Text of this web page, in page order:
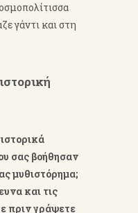
γάντι και στη
σας βοήθησαν
μυθιστόρημα;
και τις
πριν γράψετε